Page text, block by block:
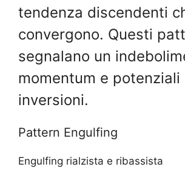
tendenza discendenti
convergono. Questi
segnalano un
momentum e potenziali
inversioni.
Pattern Engulfing
Engulfing rialzista e ribassista